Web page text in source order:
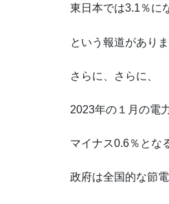
東日本では3.1％に
という報道がありま
さらに、さらに、
2023年の１月の電
マイナス0.6％とな
政府は全国的な節